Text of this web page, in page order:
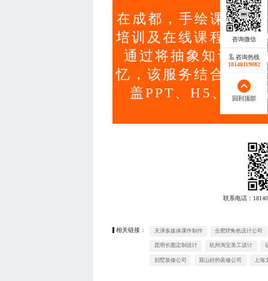
在成都，手绘课件设
培训及在线课程提升
通过将抽象知识可
忆，该服务结合标准
盖PPT、H5、视频
联系电话：
相关链接： 天津多媒体课件制作 合肥IP角色设计公司
昆明长图定制设计 杭州淘宝美工设计
别墅装修公司 眉山好的装修公司 上海
咨询热线
18140119082
回到顶部